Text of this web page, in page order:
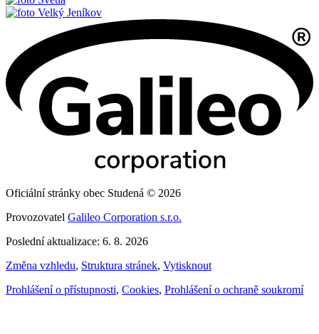
Velký Jeníkov
Oficiální stránky obec Studená © 2026
Provozovatel Galileo Corporation s.r.o.
Poslední aktualizace: 6. 8. 2026
Změna vzhledu, Struktura stránek, Vytisknout
Prohlášení o přístupnosti, Cookies, Prohlášení o ochraně soukromí